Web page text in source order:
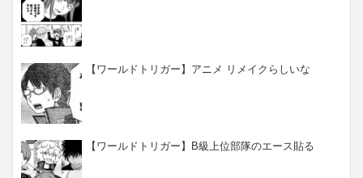
【ワールドトリガー】アニメ リメイクらしいな
【ワールドトリガー】B級上位部隊のエース貼る